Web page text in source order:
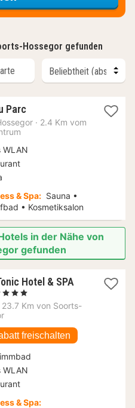
Hossegor gefunden
Parc1
Nacht
€
· 2.4 Km vom
WLAN
& Spa: Sauna •
• Kosmetiksalon
in der Nähe von
gefunden
Hotel & SPA
Sterne
23.7 Km von Soorts-
freischalten
WLAN
& Spa: